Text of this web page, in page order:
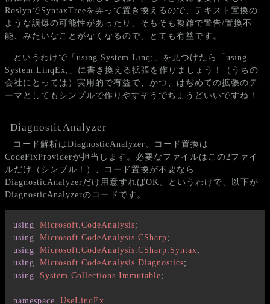
RoslynでSyntaxTreeを弄って置き換えるので、テキスト置換の
ような誤爆の可能性があったり、そもそも複雑で警告/置換不
能、みたいなことがなくなるので、とても有益です。
というわけで「using System.Linq;」を見つけたら「using
System.LinqEx;」に書き換える拡張を作りましょう！（うちの
会社にとっては）実用的で有益で、かつ、はぢめての拡張のテ
ーマとしてもシンプルで作りやすそうでちょうどいいですね！
DiagnosticAnalyzer
コード解析はDiagnosticAnalyzer、コード置換は
CodeFixProviderが担当します。必要なファイルはこの2ファイ
ルだけ（シンプル！）、コード置換が不要なら
DiagnosticAnalyzerだけ用意すればOK。というわけで、以下が
DiagnosticAnalyzerのコードです。
using Microsoft CodeAnalysis;
using
Microsoft CodeAnalysis CSharp;
using
Microsoft CodeAnalysis CSharp Syntax;
using
Microsoft CodeAnalysis Diagnostics;
using
System Collections Immutable;
namespace UseLinqEx